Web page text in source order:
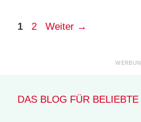
Seite
1 Seite
2 Weiter →
DAS BLOG FÜR